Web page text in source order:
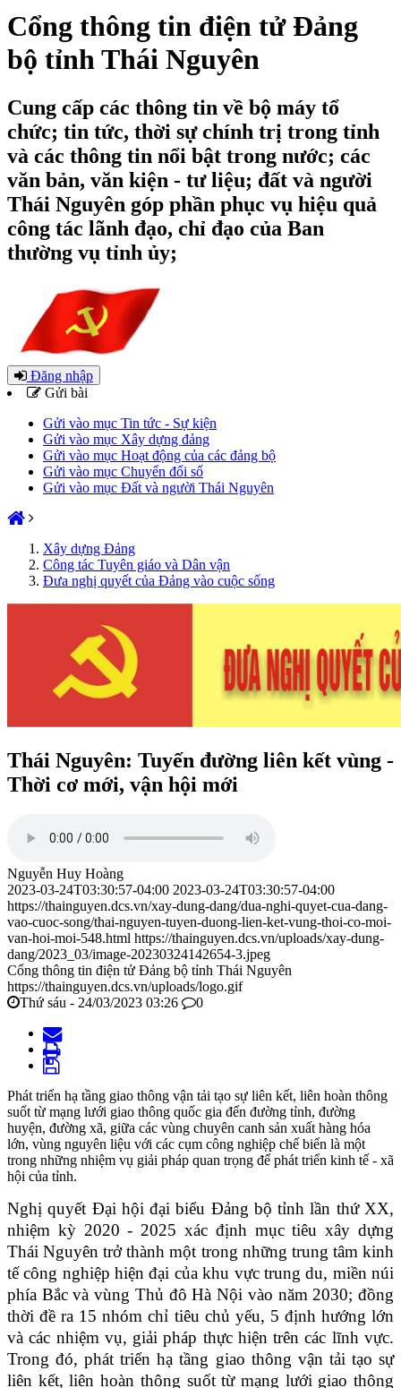
Cổng thông tin điện tử Đảng
bộ tỉnh Thái Nguyên
Cung cấp các thông tin về bộ máy tổ
chức; tin tức, thời sự chính trị trong tỉnh
và các thông tin nổi bật trong nước; các
văn bản, văn kiện - tư liệu; đất và người
Thái Nguyên góp phần phục vụ hiệu quả
công tác lãnh đạo, chỉ đạo của Ban
thường vụ tỉnh ủy;
Đăng nhập
Gửi bài
Gửi vào mục Tin tức - Sự kiện
Gửi vào mục Xây dựng đảng
Gửi vào mục Hoạt động của các đảng bộ
Gửi vào mục Chuyển đổi số
Gửi vào mục Đất và người Thái Nguyên
Xây dựng Đảng
Công tác Tuyên giáo và Dân vận
Đưa nghị quyết của Đảng vào cuộc sống
Thái Nguyên: Tuyến đường liên kết vùng -
Thời cơ mới, vận hội mới
Nguyễn Huy Hoàng
2023-03-24T03:30:57-04:00 2023-03-24T03:30:57-04:00
https://thainguyen.dcs.vn/xay-dung-dang/dua-nghi-quyet-cua-dang-
vao-cuoc-song/thai-nguyen-tuyen-duong-lien-ket-vung-thoi-co-moi-
van-hoi-moi-548.html https://thainguyen.dcs.vn/uploads/xay-dung-
dang/2023_03/image-20230324142654-3.jpeg
Cổng thông tin điện tử Đảng bộ tỉnh Thái Nguyên
https://thainguyen.dcs.vn/uploads/logo.gif
Thứ sáu - 24/03/2023 03:26
0
Phát triển hạ tầng giao thông vận tải tạo sự liên kết, liên hoàn thông
suốt từ mạng lưới giao thông quốc gia đến đường tỉnh, đường
huyện, đường xã, giữa các vùng chuyên canh sản xuất hàng hóa
lớn, vùng nguyên liệu với các cụm công nghiệp chế biến là một
trong những nhiệm vụ giải pháp quan trọng để phát triển kinh tế - xã
hội của tỉnh.
Nghị quyết Đại hội đại biểu Đảng bộ tỉnh lần thứ XX,
nhiệm kỳ 2020 - 2025 xác định mục tiêu xây dựng
Thái Nguyên trở thành một trong những trung tâm kinh
tế công nghiệp hiện đại của khu vực trung du, miền núi
phía Bắc và vùng Thủ đô Hà Nội vào năm 2030; đồng
thời đề ra 15 nhóm chỉ tiêu chủ yếu, 5 định hướng lớn
và các nhiệm vụ, giải pháp thực hiện trên các lĩnh vực.
Trong đó, phát triển hạ tầng giao thông vận tải tạo sự
liên kết, liên hoàn thông suốt từ mạng lưới giao thông